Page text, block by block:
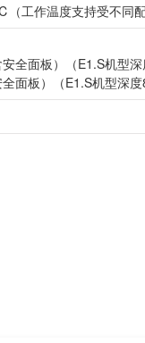
作温度支持受不同配
全面板）（E1.S机型
面板）（E1.S机型深